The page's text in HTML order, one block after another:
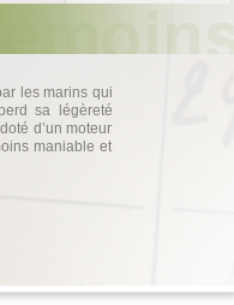
les marins qui
sa légèreté
d’un moteur
maniable et